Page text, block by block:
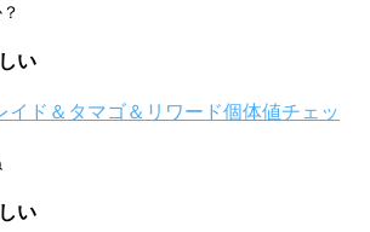
い
イド＆タマゴ＆リワード個体値チェッ
い